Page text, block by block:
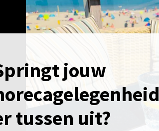
jouw
tussen uit?